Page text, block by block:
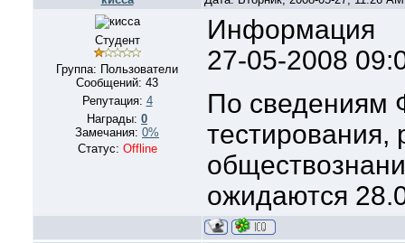
Студент
Группа: Пользователи
Сообщений: 43
Репутация: 4
Награды: 0
Замечания: 0%
Статус: Offline
Информация
27-05-2008
По сведениям
тестирования,
ожидаются